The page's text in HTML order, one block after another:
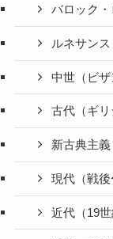
バロック・
ルネサンス
中世（ビザ
古代（ギリ
新古典主
現代（戦後
近代（19世